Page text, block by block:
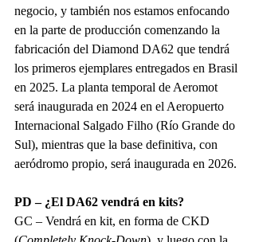
negocio, y también nos estamos enfocando
en la parte de producción comenzando la
fabricación del Diamond DA62 que tendrá
los primeros ejemplares entregados en Brasil
en 2025. La planta temporal de Aeromot
será inaugurada en 2024 en el Aeropuerto
Internacional Salgado Filho (Río Grande do
Sul), mientras que la base definitiva, con
aeródromo propio, será inaugurada en 2026.
PD – ¿El DA62 vendrá en kits?
GC – Vendrá en kit, en forma de CKD